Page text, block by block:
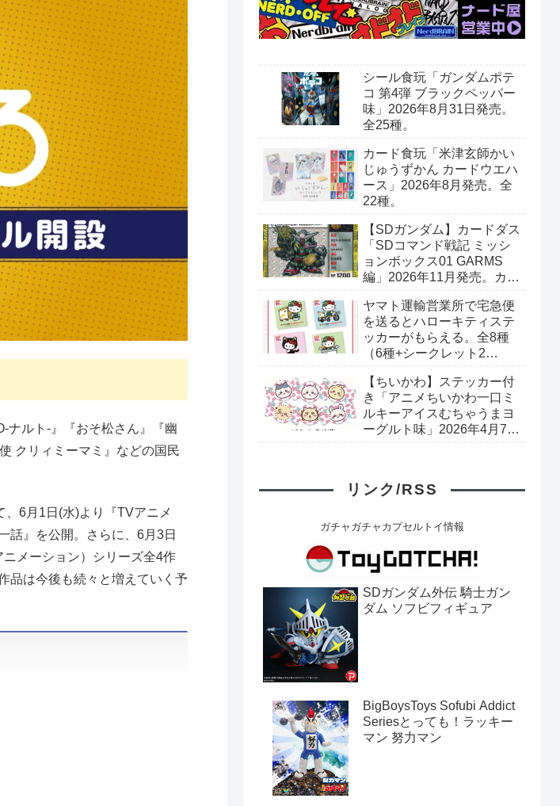
ナルト-』『おそ松さん』『幽
クリィミーマミ』などの国民
6月1日(水)より『TVアニメ
話』を公開。さらに、6月3日
メーション）シリーズ全4作
品は今後も続々と増えていく予
シール食玩「ガンダムポテ
コ 第4弾 ブラックペッパー
味」2026年8月31日発売。
全25種。
カード食玩「米津玄師かい
じゅうずかん カードウエハ
ース」2026年8月発売。全
22種。
【SDガンダム】カードダス
「SDコマンド戦記 ミッシ
ョンボックス01 GARMS
編」2026年11月発売。カー
プレミアムバンダイ予約開
始。
ヤマト運輸営業所で宅急便
を送るとハローキティステ
ッカーがもらえる。全8種
（6種+シークレット2
キラシール。
【ちいかわ】ステッカー付
き「アニメちいかわ一口ミ
ルキーアイスむちゃうまヨ
ーグルト味」2026年4月7日
リンク/RSS
ガチャガチャカプセルトイ情報
SDガンダム外伝 騎士ガン
ダム ソフビフィギュア
BigBoysToys Sofubi Addict
Seriesとっても！ラッキー
マン 努力マン